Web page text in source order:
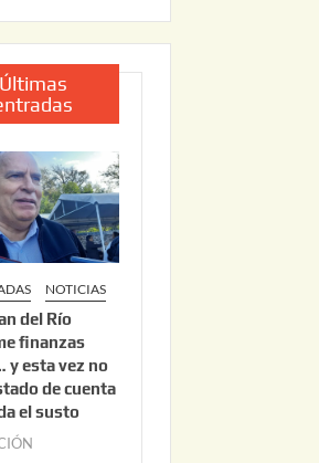
Últimas
NOTICIAS
del Río
finanzas
y esta vez no
de cuenta
el susto